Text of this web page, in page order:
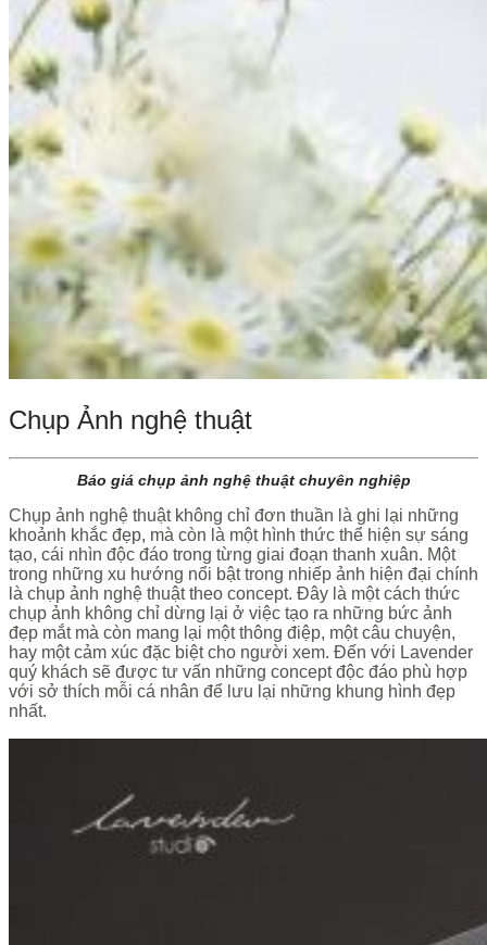
Chụp Ảnh nghệ thuật
Báo giá chụp ảnh nghệ thuật chuyên nghiệp
Chụp ảnh nghệ thuật không chỉ đơn thuần là ghi lại những
khoảnh khắc đẹp, mà còn là một hình thức thể hiện sự sáng
tạo, cái nhìn độc đáo trong từng giai đoạn thanh xuân. Một
trong những xu hướng nổi bật trong nhiếp ảnh hiện đại chính
là chụp ảnh nghệ thuật theo concept. Đây là một cách thức
chụp ảnh không chỉ dừng lại ở việc tạo ra những bức ảnh
đẹp mắt mà còn mang lại một thông điệp, một câu chuyện,
hay một cảm xúc đặc biệt cho người xem. Đến với Lavender
quý khách sẽ được tư vấn những concept độc đáo phù hợp
với sở thích mỗi cá nhân để lưu lại những khung hình đẹp
nhất.